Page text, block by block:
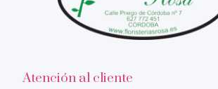
Atención al cliente